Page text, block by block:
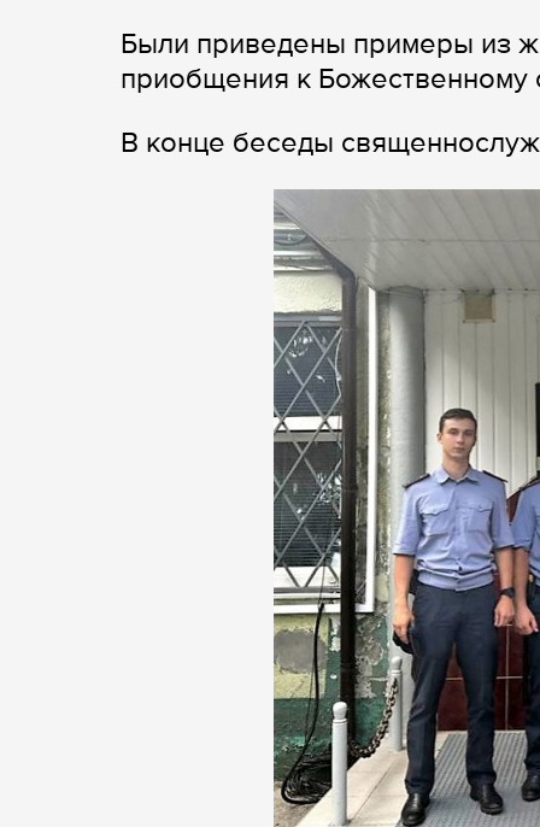
Были приведены примеры из
приобщения к Божественному
В конце беседы